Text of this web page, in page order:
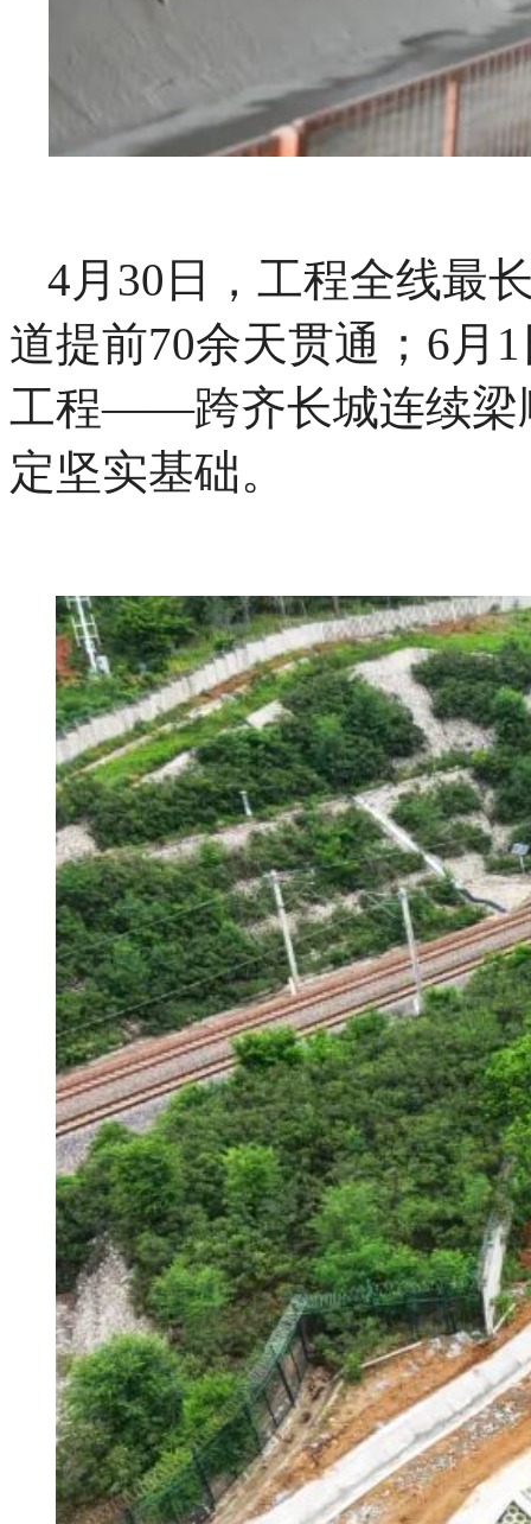
4月30日，工程全线
道提前70余天贯通；6
工程——跨齐长城连续梁
定坚实基础。